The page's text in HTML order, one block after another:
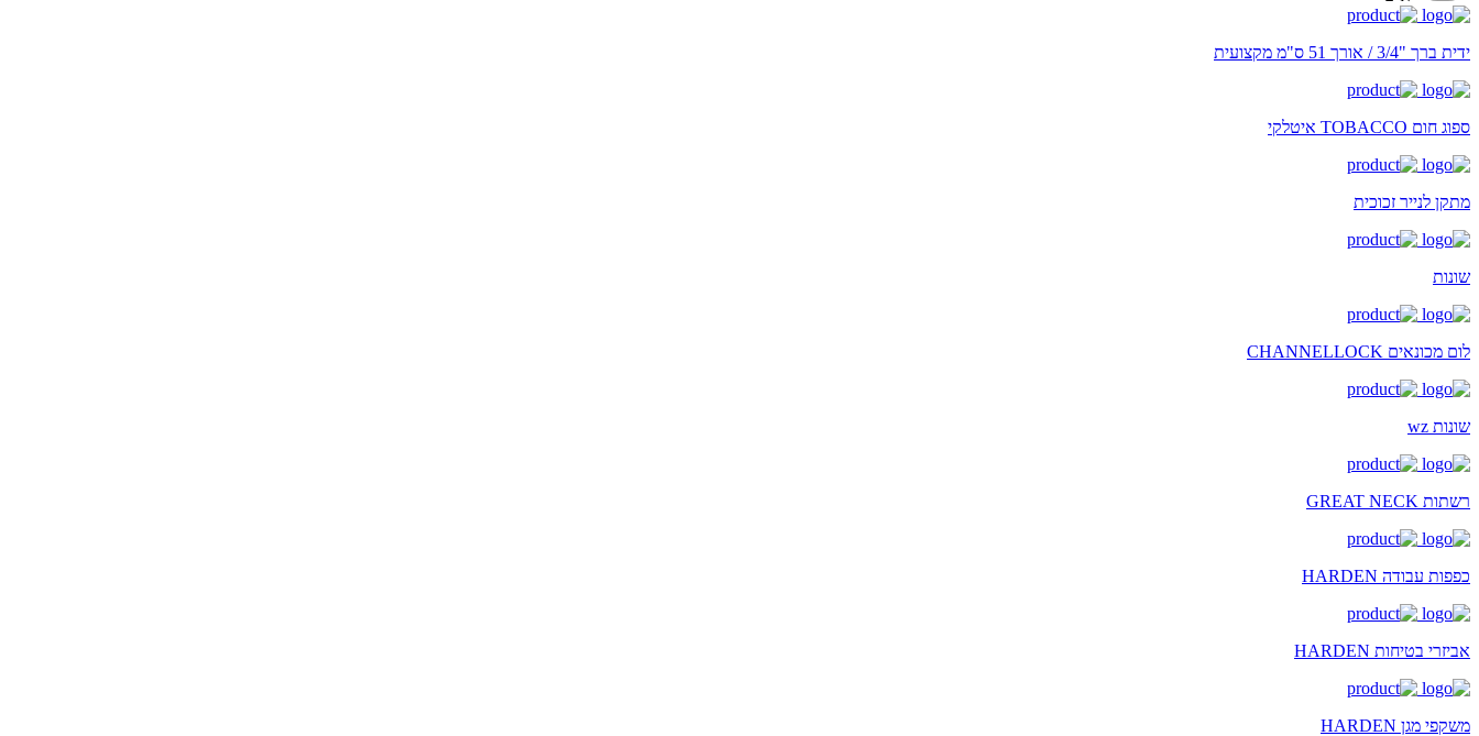
ידית ברך "3/4 / אורך 51 ס"מ מקצועית
ספוג חום TOBACCO איטלקי
מתקן לנייר זכוכית
שונות
לום מכונאים CHANNELLOCK
שונות wz
רשתות GREAT NECK
כפפות עבודה HARDEN
אביזרי בטיחות HARDEN
משקפי מגן HARDEN